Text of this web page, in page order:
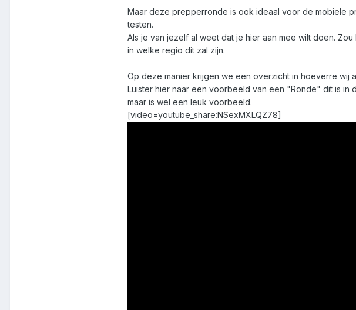
Maar deze prepperronde is ook ideaal voor de mobiele
testen.
Als je van jezelf al weet dat je hier aan mee wilt doen.
in welke regio dit zal zijn.
Op deze manier krijgen we een overzicht in hoeverre
Luister hier naar een voorbeeld van een "Ronde" dit is
maar is wel een leuk voorbeeld.
[video=youtube_share:NSexMXLQZ78]